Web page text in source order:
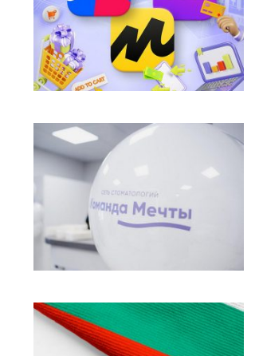
фастфудов нашли кишечную
палочку
«Трамп потребовал
объяснений»: в США
сообщили о нехватке ракет
Фрагмент разгонной ракеты
Falcon 9 врезался в
поверхность Луны
Медик раскрыл, как вовремя
обнаружить смертельно
опасный тромб
Получили бесплатно,
вернет государству 839 млн
рублей за особняк на
Тверской